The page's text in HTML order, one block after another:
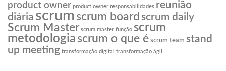
product owner product owner responsabilidades reunião
diária scrum scrum board scrum daily
Scrum Master scrum master função scrum
metodologia scrum o que é scrum team stand
up meeting transformação digital transformação ágil